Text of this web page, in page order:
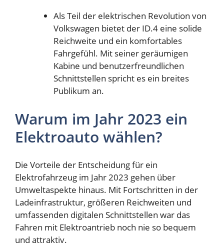
Als Teil der elektrischen Revolution von
Volkswagen bietet der ID.4 eine solide
Reichweite und ein komfortables
Fahrgefühl. Mit seiner geräumigen
Kabine und benutzerfreundlichen
Schnittstellen spricht es ein breites
Publikum an.
Warum im Jahr 2023 ein
Elektroauto wählen?
Die Vorteile der Entscheidung für ein
Elektrofahrzeug im Jahr 2023 gehen über
Umweltaspekte hinaus. Mit Fortschritten in der
Ladeinfrastruktur, größeren Reichweiten und
umfassenden digitalen Schnittstellen war das
Fahren mit Elektroantrieb noch nie so bequem
und attraktiv.